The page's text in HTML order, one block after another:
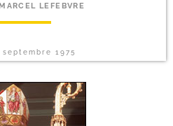
LEFEBVRE
septembre 1975